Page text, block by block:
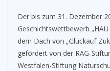
Der bis zum 31. Dezember
Geschichtswettbewerb
dem Dach von „Glückauf
gefördert von der RAG-
Westfalen-Stiftung